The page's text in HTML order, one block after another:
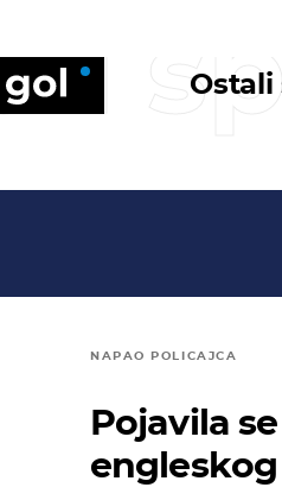
NAPAO POLICAJCA
Pojavila